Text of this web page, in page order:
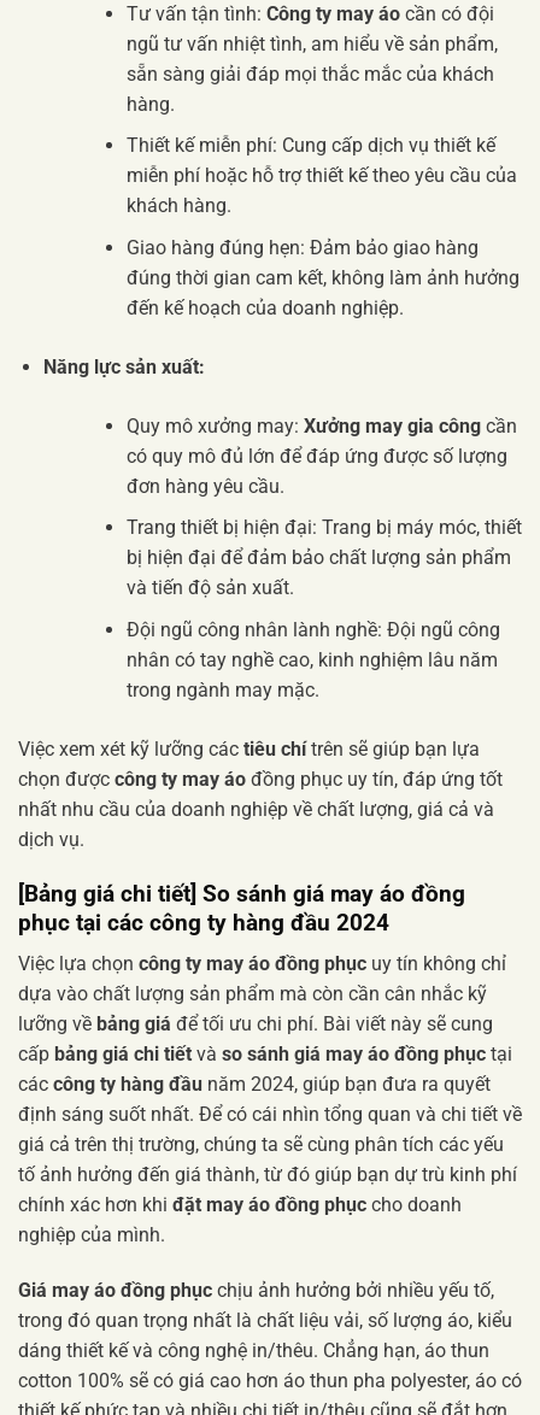
Tư vấn tận tình: Công ty may áocần có đội
ngũ tư vấn nhiệt tình, am hiểu về sản phẩm,
sẵn sàng giải đáp mọi thắc mắc của khách
hàng.
Thiết kế miễn phí: Cung cấp dịch vụ thiết kế
miễn phí hoặc hỗ trợ thiết kế theo yêu cầu của
khách hàng.
Giao hàng đúng hẹn: Đảm bảo giao hàng
đúng thời gian cam kết, không làm ảnh hưởng
đến kế hoạch của doanh nghiệp.
Năng lực sản xuất:
Quy mô xưởng may: Xưởng may gia côngcần
có quy mô đủ lớn để đáp ứng được số lượng
đơn hàng yêu cầu.
Trang thiết bị hiện đại: Trang bị máy móc, thiết
bị hiện đại để đảm bảo chất lượng sản phẩm
và tiến độ sản xuất.
Đội ngũ công nhân lành nghề: Đội ngũ công
nhân có tay nghề cao, kinh nghiệm lâu năm
trong ngành may mặc.
Việc xem xét kỹ lưỡng các tiêu chítrên sẽ giúp bạn lựa
chọn được công ty may áo đồng phục uy tín, đáp ứng tốt
nhất nhu cầu của doanh nghiệp về chất lượng, giá cả và
dịch vụ.
[Bảng giá chi tiết] So sánh giá may áo đồng
phục tại các công ty hàng đầu 2024
Việc lựa chọn công ty may áo đồng phục uy tín không chỉ
dựa vào chất lượng sản phẩm mà còn cần cân nhắc kỹ
lưỡng về bảng giá để tối ưu chi phí. Bài viết này sẽ cung
cấp bảng giá chi tiết và so sánh giá may áo đồng phục tại
các công ty hàng đầu năm 2024, giúp bạn đưa ra quyết
định sáng suốt nhất. Để có cái nhìn tổng quan và chi tiết về
giá cả trên thị trường, chúng ta sẽ cùng phân tích các yếu
tố ảnh hưởng đến giá thành, từ đó giúp bạn dự trù kinh phí
chính xác hơn khi đặt may áo đồng phục cho doanh
nghiệp của mình.
Giá may áo đồng phục chịu ảnh hưởng bởi nhiều yếu tố,
trong đó quan trọng nhất là chất liệu vải, số lượng áo, kiểu
dáng thiết kế và công nghệ in/thêu. Chẳng hạn, áo thun
cotton 100% sẽ có giá cao hơn áo thun pha polyester, áo có